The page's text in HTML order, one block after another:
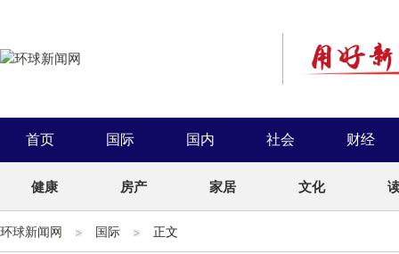
首页 国际 国内 社会 财经
健康 房产 家居 文化
环球新闻网 国际 正文